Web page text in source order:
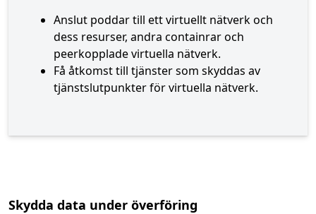
Anslut poddar till ett virtuellt nätverk och
dess resurser, andra containrar och
peerkopplade virtuella nätverk.
Få åtkomst till tjänster som skyddas av
tjänstslutpunkter för virtuella nätverk.
Skydda data under överföring